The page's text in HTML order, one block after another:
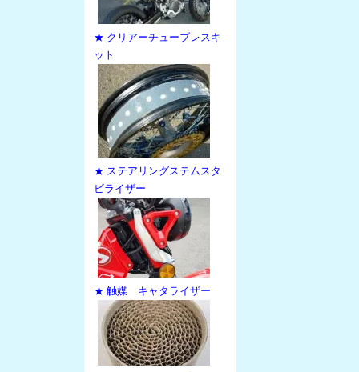
★ クリアーチューブレスキ
ット
★ ステアリングステムスタ
ビライザー
★ 触媒 キャタライザー